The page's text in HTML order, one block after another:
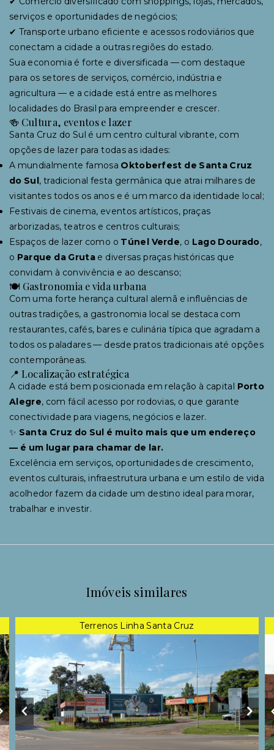
serviços e oportunidades de negócios;
✔ Transporte urbano eficiente e acessos rodoviários que
conectam a cidade a outras regiões do estado.
Sua economia é forte e diversificada — com destaque
para os setores de serviços, comércio, indústria e
agricultura — e a cidade está entre as melhores
localidades do Brasil para empreender e crescer.
🍻 Cultura, eventos e lazer
Santa Cruz do Sul é um centro cultural vibrante, com
opções de lazer para todas as idades:
A mundialmente famosa Oktoberfest de Santa Cruz
do Sul, tradicional festa germânica que atrai milhares de
visitantes todos os anos e é um marco da identidade local;
Festivais de cinema, eventos artísticos, praças
arborizadas, teatros e centros culturais;
Espaços de lazer como o Túnel Verde, o Lago Dourado,
o Parque da Grutae diversas praças históricas que
convidam à convivência e ao descanso;
🍽 Gastronomia e vida urbana
Com uma forte herança cultural alemã e influências de
outras tradições, a gastronomia local se destaca com
restaurantes, cafés, bares e culinária típica que agradam a
todos os paladares — desde pratos tradicionais até opções
contemporâneas.
📍 Localização estratégica
A cidade está bem posicionada em relação à capital Porto
Alegre, com fácil acesso por rodovias, o que garante
conectividade para viagens, negócios e lazer.
✨ Santa Cruz do Sul é muito mais que um endereço
— é um lugar para chamar de lar.
Excelência em serviços, oportunidades de crescimento,
eventos culturais, infraestrutura urbana e um estilo de vida
acolhedor fazem da cidade um destino ideal para morar,
trabalhar e investir.
Imóveis similares
Terrenos Linha Santa Cruz